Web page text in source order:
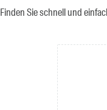
Finden Sie schnell und